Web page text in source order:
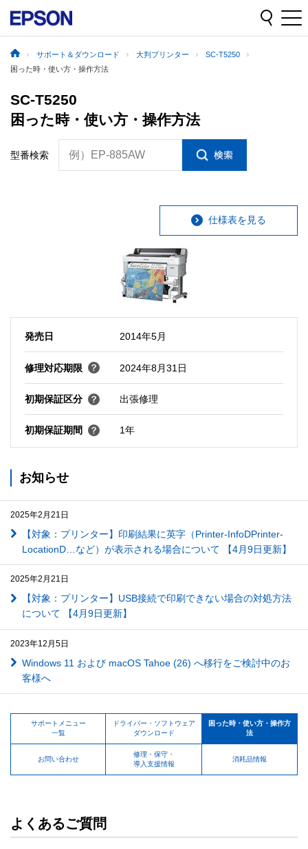
サポート＆ダウンロード 大判プリンター
SC-T5250
困った時・使い方・操作方法
SC-T5250
困った時・使い方・操作方法
型番検索 例）EP-885AW
仕様表を見る
発売日 2014年5月
修理対応期限 2024年8月31日
初期保証区分 出張修理
初期保証期間 1年
お知らせ
2025年2月21日
【対象：プリンター】印刷結果に英字（Printer-InfoDPrinter-
LocationD…など）が表示される場合について 【4月9日更新】
2025年2月21日
【対象：プリンター】USB接続で印刷できない場合の対処方法
について 【4月9日更新】
2023年12月5日
Windows 11 および macOS Tahoe (26) へ移行をご検討中のお
客様へ
サポートメニュー
一覧
ドライバー・ソフトウェア
ダウンロード
困った時・使い方・操作方
法
お問い合わせ
修理・保守・
導入支援情報
消耗品情報
よくあるご質問